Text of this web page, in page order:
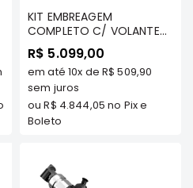
KIT EMBREAGEM
COMPLETO C/ VOLANTE
(DISCO/PLATO/
ATUADOR/ VOLANTE) -
L200 TRITON 2.4 DIESEL
2017/..../ PAJERO SPORT
2.4 DIESEL 2017/.... - LUK -
6000251000
R$ 5.099,00
em até 10x de R$ 509,90
sem juros
ouR$ 4.844,05 no Pix e
Boleto